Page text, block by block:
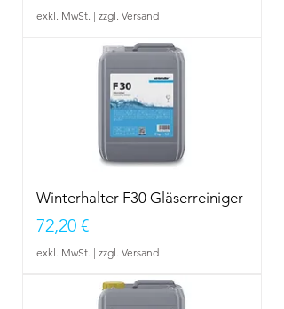
exkl. MwSt. | zzgl. Versand
Winterhalter F30 Gläserreiniger
Preis
72,20 €
exkl. MwSt. | zzgl. Versand